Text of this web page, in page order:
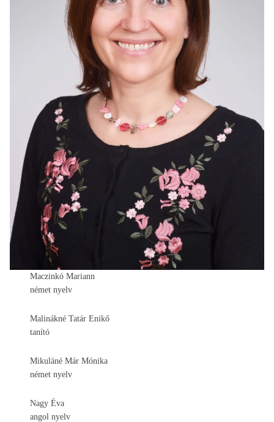
Maczinkó Mariann
német nyelv
Malinákné Tatár Enikő
tanító
Mikuláné Már Mónika
német nyelv
Nagy Éva
angol nyelv